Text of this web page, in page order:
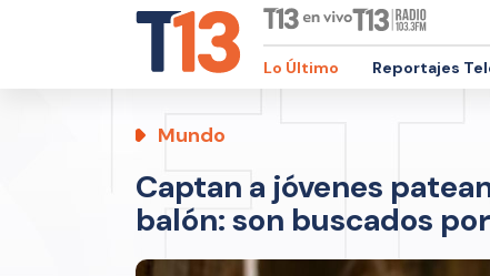
Lo Último Reportajes
Mundo
Captan a jóvenes
balón: son buscados